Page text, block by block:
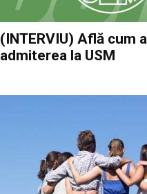
(INTERVIU) Află cum
admiterea la USM